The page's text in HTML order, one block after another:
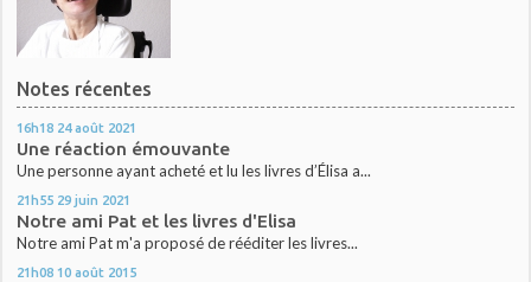
Notes récentes
16h18 24 août 2021
Une réaction émouvante
Une personne ayant acheté et lu les livres d’Élisa a...
21h55 29 juin 2021
Notre ami Pat et les livres d'Elisa
Notre ami Pat m'a proposé de rééditer les livres...
21h08 10 août 2015